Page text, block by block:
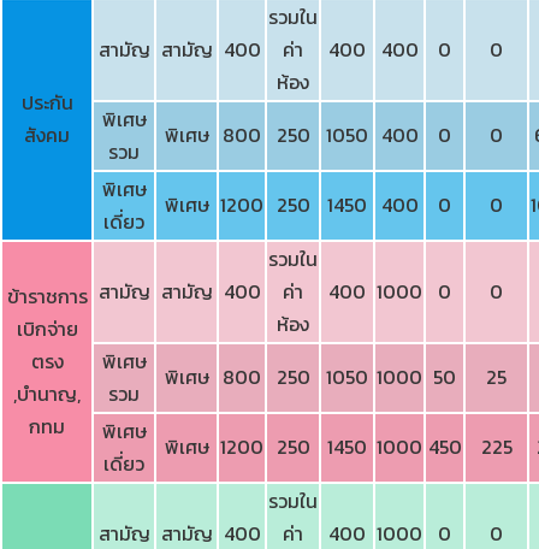
ประกัน
สังคม
สามัญ สามัญ 400
รวมใน
ค่า
ห้อง
400 400 0 0
พิเศษ
รวม
พิเศษ 800 250 1050 400 0 0
พิเศษ
เดี่ยว
พิเศษ 1200 250 1450 400 0 0
ข้าราชการ
เบิกจ่าย
ตรง
,บำนาญ,
กทม
สามัญ สามัญ 400
รวมใน
ค่า
ห้อง
400 1000 0 0
พิเศษ
รวม
พิเศษ 800 250 1050 1000 50
25
พิเศษ
เดี่ยว
พิเศษ 1200 250 1450 1000 450 225
สามัญ สามัญ 400
รวมใน
ค่า
400 1000 0 0